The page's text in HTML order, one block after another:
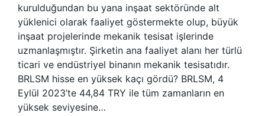
kurulduğundan bu yana inşaat sektöründe alt
yüklenici olarak faaliyet göstermekte olup, büyük
inşaat projelerinde mekanik tesisat işlerinde
uzmanlaşmıştır. Şirketin ana faaliyet alanı her türlü
ticari ve endüstriyel binanın mekanik tesisatıdır.
BRLSM hisse en yüksek kaçı gördü? BRLSM, 4
Eylül 2023’te 44,84 TRY ile tüm zamanların en
yüksek seviyesine…